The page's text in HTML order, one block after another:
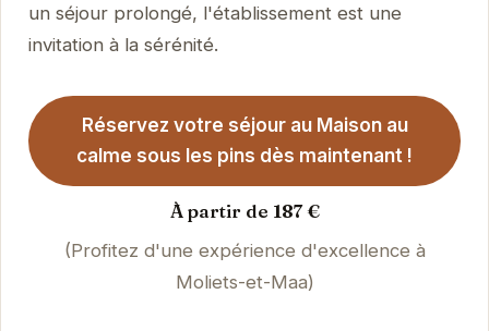
un séjour prolongé, l'établissement est une
invitation à la sérénité.
Réservez votre séjour au Maison au
calme sous les pins dès maintenant !
À partir de 187 €
(Profitez d'une expérience d'excellence à
Moliets-et-Maa)